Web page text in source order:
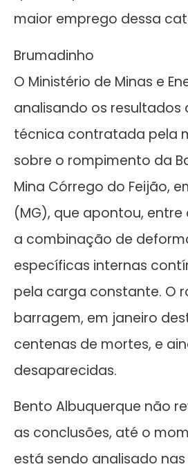
maior emprego dessa
Brumadinho
O Ministério de Minas e
analisando os resultados
técnica contratada pela
sobre o rompimento da
Mina Córrego do Feijão,
(MG), que apontou, entre
a combinação de
específicas internas
pela carga constante. O
barragem, em janeiro
centenas de mortes, e
desaparecidas.
Bento Albuquerque não
as conclusões, até o
está sendo analisado